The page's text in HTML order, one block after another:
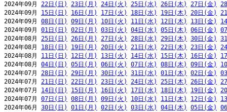
2024年09月 22日(日) 23日(月) 24日(火) 25日(水) 26日(木) 27日(金)
2024年09月 15日(日) 16日(月) 17日(火) 18日(水) 19日(木) 20日(金)
2024年09月 08日(日) 09日(月) 10日(火) 11日(水) 12日(木) 13日(金)
2024年09月 01日(日) 02日(月) 03日(火) 04日(水) 05日(木) 06日(金)
2024年08月 25日(日) 26日(月) 27日(火) 28日(水) 29日(木) 30日(金)
2024年08月 18日(日) 19日(月) 20日(火) 21日(水) 22日(木) 23日(金)
2024年08月 11日(日) 12日(月) 13日(火) 14日(水) 15日(木) 16日(金)
2024年08月 04日(日) 05日(月) 06日(火) 07日(水) 08日(木) 09日(金)
2024年07月 28日(日) 29日(月) 30日(火) 31日(水) 01日(木) 02日(金)
2024年07月 21日(日) 22日(月) 23日(火) 24日(水) 25日(木) 26日(金)
2024年07月 14日(日) 15日(月) 16日(火) 17日(水) 18日(木) 19日(金)
2024年07月 07日(日) 08日(月) 09日(火) 10日(水) 11日(木) 12日(金)
2024年06月 30日(日) 01日(月) 02日(火) 03日(水) 04日(木) 05日(金)